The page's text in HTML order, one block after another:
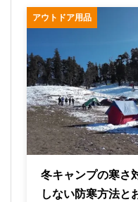
アウトドア用品
冬キャンプの寒さ
しない防寒方法と